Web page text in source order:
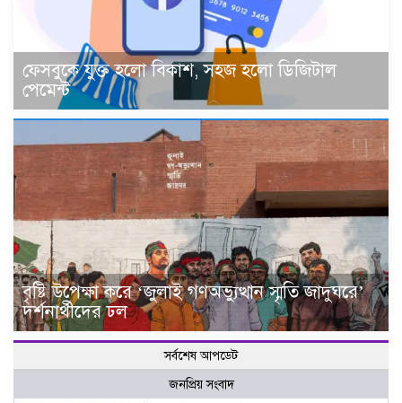
ফেসবুকে যুক্ত হলো বিকাশ, সহজ হলো ডিজিটাল
পেমেন্ট
বৃষ্টি উপেক্ষা করে ‘জুলাই গণঅভ্যুত্থান স্মৃতি জাদুঘরে’
দর্শনার্থীদের ঢল
সর্বশেষ আপডেট
জনপ্রিয় সংবাদ